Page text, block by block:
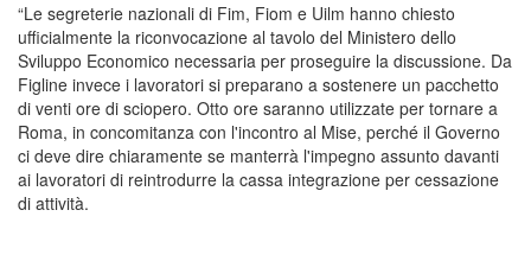
“Le segreterie nazionali di Fim, Fiom e Uilm hanno chiesto
ufficialmente la riconvocazione al tavolo del Ministero dello
Sviluppo Economico necessaria per proseguire la discussione. Da
Figline invece i lavoratori si preparano a sostenere un pacchetto
di venti ore di sciopero. Otto ore saranno utilizzate per tornare a
Roma, in concomitanza con l'incontro al Mise, perché il Governo
ci deve dire chiaramente se manterrà l'impegno assunto davanti
ai lavoratori di reintrodurre la cassa integrazione per cessazione
di attività.